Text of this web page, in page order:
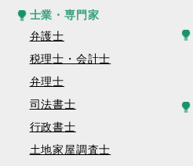
士業・専門家
弁護士
税理士・会計士
弁理士
司法書士
行政書士
土地家屋調査士